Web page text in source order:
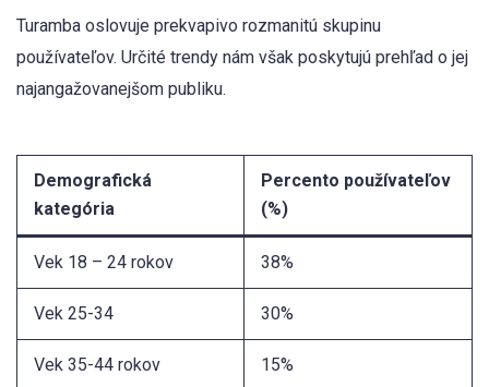
Turamba oslovuje prekvapivo rozmanitú skupinu
používateľov. Určité trendy nám však poskytujú prehľad o jej
najangažovanejšom publiku.
Demografická
kategória
Percento používateľov
(%)
Vek 18 – 24 rokov 38%
Vek 25-34 30%
Vek 35-44 rokov 15%